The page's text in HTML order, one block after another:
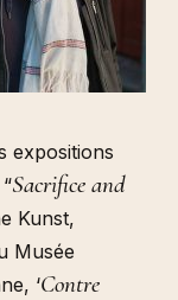
expositions
Sacrifice and
Kunst,
Musée
‘Contre